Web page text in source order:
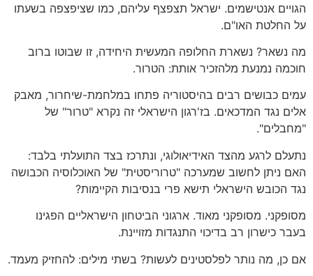
הגויים אנטישמים. ישראל תצפצף עליהם, כמו שציפצפה בשעתו
על החלטת האו"ם.
מה נשאר? נשארת החלופה המעשית היחידה, זו שבוטו ברוב
חוכמה נמנעת מלהזכיר אותת: הטרור.
עמים כבושים רבים בהיסטוריה פתחו במלחמת-שיחרור, מאבק
אלים נגד המדכאים. בז'רגון הישראלי זה נקרא "טרור" של
"מחבלים".
נתעלם לרגע מהצד האידיאולוגי, ונתרכז בצד התועלתי בלבד:
האם ניתן לחשוב שמערכה "טרוריסטית" של האוכלוסיה הכבושה
נגד הכובש הישראלי תישא פרי בנסיבות הקיימות?
מסופקני. מסופקני מאוד. ארגוני הביטחון הישראליים הפגינו
בעבר כישרון רב בדיכוי התנגדות מזויינת.
אם כן, מה נותר לפלסטינים לעשות? בשתי מילים: להחזיק מעמד.